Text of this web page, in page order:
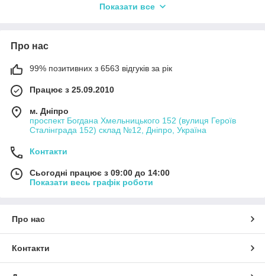
Очищувачі гальм, карбюраторів, електроконтактів
Аерозольна форма — це зручно, економно та ефективно.
Купити автохімію в балончиках можна з доставкою по Україні
або оформити самовивіз у Дніпрі.
Потрібна консультація? Наші фахівці завжди на зв'язку —
допоможемо з вибором!
Показати все
Про нас
99% позитивних з 6563 відгуків за рік
Працює з 25.09.2010
м. Дніпро
проспект Богдана Хмельницького 152 (вулиця Героїв
Сталінграда 152) склад №12, Дніпро, Україна
Контакти
Сьогодні працює з 09:00 до 14:00
Показати весь графік роботи
Про нас
Контакти